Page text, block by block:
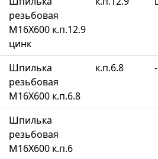
резьбовая
М16Х600 к.п.12.9
цинк
Шпилька
резьбовая
М16Х600 к.п.6.8
к.п.6.8 -
Шпилька
резьбовая
М16Х600 к.п.6